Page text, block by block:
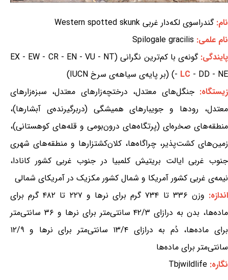
نام:گندراسوی لکه‌دار غربی Western spotted skunk
نام علمی: Spilogale gracilis
پایندگی:
گونه‌ی با کم‌ترین نگرانی (EX - EW - CR - EN - VU - NT
- LC - DD - NE) (بر پایه‌ی سیاهه‌ی سرخ IUCN)
زیستگاه:جنگل‌های معتدل، درختچه‌زارهای معتدل، سبزه‌زارهای
معتدل، رودها و جویبارهای همیشگی (دربرگیرنده‌ی آبشارها)،
منطقه‌های صخره‌ای (پرتگاه‌های درون‌بومی و قله‌های کوهستانی)،
زمین‌های کشت‌پذیر، چراگاه‌ها، کلان‌کشتزارها و منطقه‌های شهری
جنوب غربی ایالت بریتیش کلمبیا در جنوب غربی کشور کانادا،
نیمه‌ی غربی کشور آمریکا و شمال کشور مکزیک در آمریکای شمالی
اندازه:
وزن ۳۳۶ تا ۷۳۴ گرم برای نرها و ۲۲۷ تا ۴۸۲ گرم برای
ماده‌ها، بدن به درازای ۴۲/۳ سانتی‌متر برای نرها و ۳۶ سانتی‌متر
برای ماده‌ها، دُم به درازای ۱۳/۴ سانتی‌متر برای نرها و ۱۲/۹
سانتی‌متر برای ماده‌ها
نگاره: Tbjwildlife